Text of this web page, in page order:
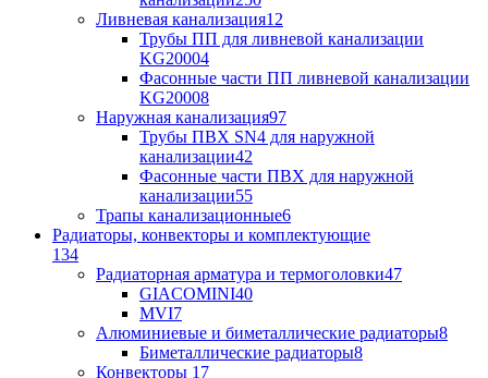
Ливневая канализация12
Трубы ПП для ливневой канализации
KG20004
Фасонные части ПП ливневой канализации
KG20008
Наружная канализация97
Трубы ПВХ SN4 для наружной
канализации42
Фасонные части ПВХ для наружной
канализации55
Трапы канализационные6
Радиаторы, конвекторы и комплектующие
134
Радиаторная арматура и термоголовки47
GIACOMINI40
MVI7
Алюминиевые и биметаллические радиаторы8
Биметаллические радиаторы8
Конвекторы 17